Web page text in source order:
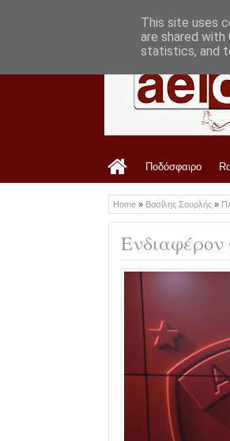
Ποδόσφαιρο
Home » Βασίλης Σουρλής »
Ενδιαφέρον
This site uses
are shared
statistics, and